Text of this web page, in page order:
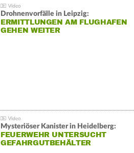
Drohnenvorfälle in Leipzig:
ERMITTLUNGEN AM FLUGHAFEN
GEHEN WEITER
Mysteriöser Kanister in Heidelberg:
FEUERWEHR UNTERSUCHT
GEFAHRGUTBEHÄLTER